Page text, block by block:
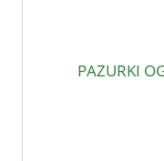
PAZURKI